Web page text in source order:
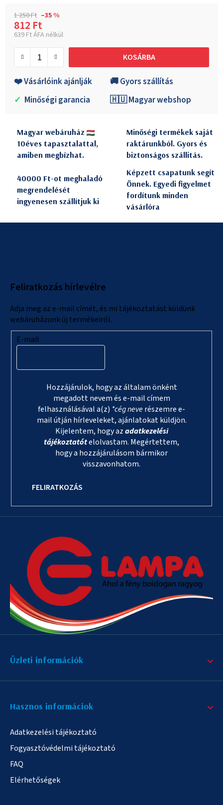
1 250 Ft –35 %
812 Ft
639 Ft ÁFA nélkül
KOSÁRBA
❤️ Vásárlóink ajánlják
🚚 Gyors szállítás
✓ Minőségi garancia 🇭🇺 Magyar webshop
Magyar webáruház
10éves tapasztalattal,
amiben megbízhat.
Minőségi termékek saját
raktárunkból. Gyors és
biztonságos szállitás.
40000 Ft-ot meghaladó
megrendelését
ingyenesen szállítjuk ki
Képzett csapatunk segít
Önnek. Egyedi figyelmet
fordítunk minden
vásárlóra
Feliratkozás hírlevélre
Adja meg az e-mail címét, és mi tájékoztatást küldünk
webáruházunk új termékeiről.
E-mail
Hozzájárulok, hogy az általam önként
megadott nevem és e-mail címem
felhasználásával a(z) *cég neverészemre e-
mail útján hírleveleket, ajánlatokat küldjön.
Kijelentem, hogy azadatkezelési
tájékoztatótelolvastam. Megértettem,
hogy a hozzájárulásom bármikor
visszavonhatom.
FELIRATKOZÁS
Üzleti információk
Hasznos informáciok
Adatkezelési tájékoztató
Fogyasztóvédelmi tájékoztató
FAQ
Elérhetőségek